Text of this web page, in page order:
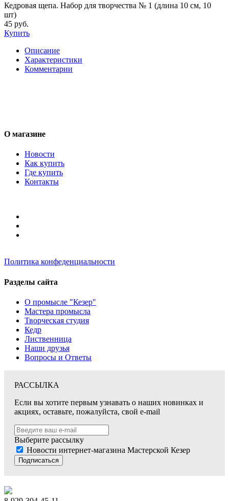
Кедровая щепа. Набор для творчества № 1 (длина 10 см, 10
шт)
45 руб.
Купить
Описание
Характеристики
Комментарии
О магазине
Новости
Как купить
Где купить
Контакты
Политика конфеденциальности
Разделы сайта
О промысле "Кезер"
Мастера промысла
Творческая студия
Кедр
Лиственница
Наши друзья
Вопросы и Ответы
РАССЫЛКА
Если вы хотите первым узнавать о наших новинках и
акциях, оставьте, пожалуйста, свой e-mail
Выберите рассылку
Новости интернет-магазина Мастерской Кезер
Подписаться